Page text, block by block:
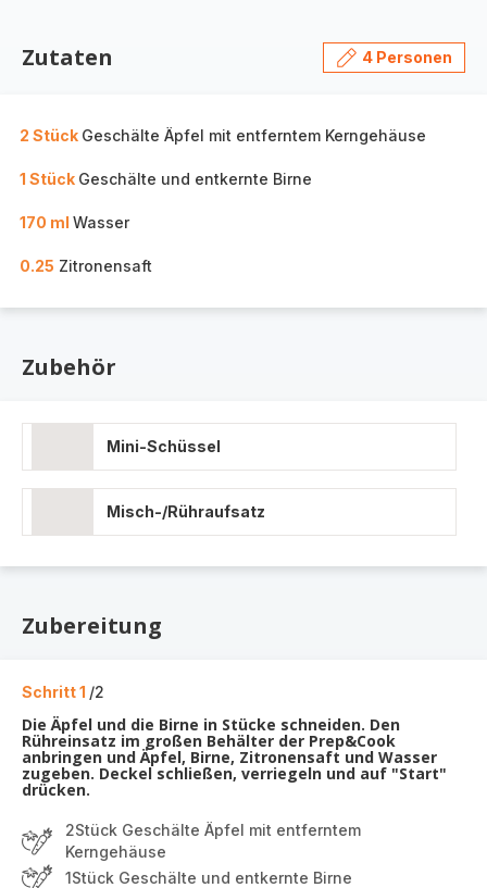
Zutaten 4 Personen
2 Stück Geschälte Äpfel mit entferntem Kerngehäuse
1 Stück Geschälte und entkernte Birne
170 ml Wasser
0.25 Zitronensaft
Zubehör
Mini-Schüssel
Misch-/Rühraufsatz
Zubereitung
Schritt 1 /2
Die Äpfel und die Birne in Stücke schneiden. Den
Rühreinsatz im großen Behälter der Prep&Cook
anbringen und Äpfel, Birne, Zitronensaft und Wasser
zugeben. Deckel schließen, verriegeln und auf "Start"
drücken.
2Stück Geschälte Äpfel mit entferntem
Kerngehäuse
1Stück Geschälte und entkernte Birne